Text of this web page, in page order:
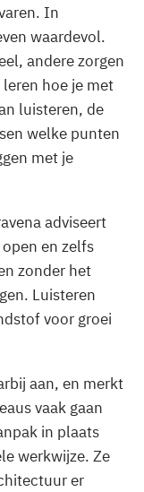
In
waardevol.
andere zorgen
hoe je met
luisteren, de
welke punten
met je
adviseert
en zelfs
zonder het
Luisteren
voor groei
aan, en merkt
vaak gaan
in plaats
werkwijze. Ze
er